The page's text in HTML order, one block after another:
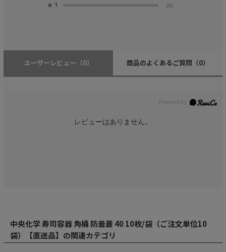
★ 1 (0)
ユーザーレビュー （0） 商品のよくあるご質問 （0）
レビューはありません。
中央化学 寿司容器 角桶 防曇蓋 40 10枚/袋（ご注文単位10
袋）【直送品】の関連カテゴリ